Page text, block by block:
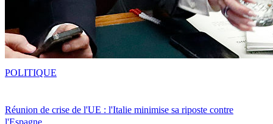
Réunion de crise de l'UE : l'Italie minimise sa riposte contre
POLITIQUE